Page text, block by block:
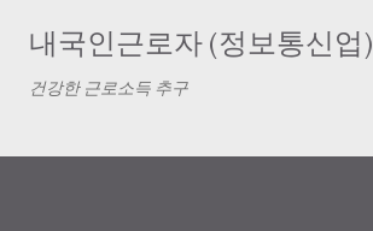
기본 콘텐츠로 건너뛰기
내국인근로자 (정보통신업)
건강한 근로소득 추구